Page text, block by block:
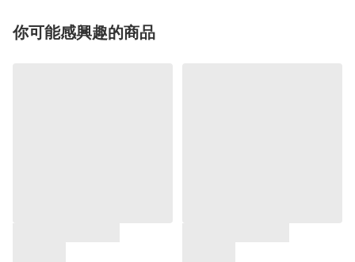
你可能感興趣的商品